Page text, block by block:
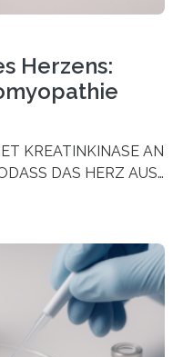
Herzens:
KREATINKINASE AN
DAS HERZ AUS
Herzinsuffizienz
Energietransport bei
(HCM) versagen
der
Stresses
Würzburg. Die